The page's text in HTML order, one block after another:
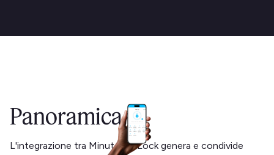
Panoramica
L'integrazione tra Minut e TTLock genera e condivide